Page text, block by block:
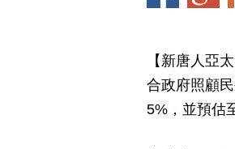
【新唐人亞
合政府照顧
5%，並預估